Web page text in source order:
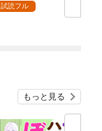
試読フル
もっと見る